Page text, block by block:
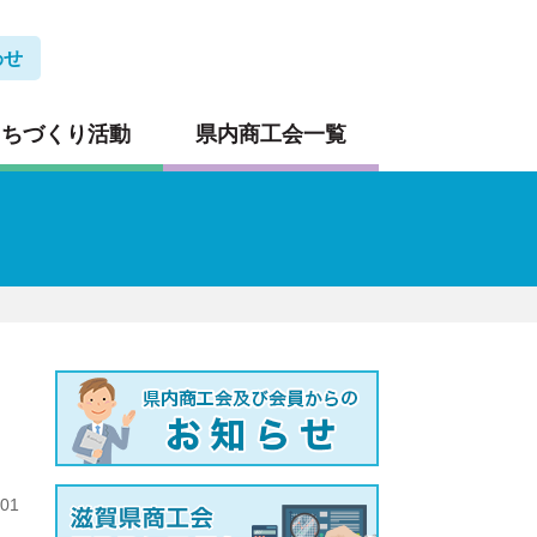
づくり活動 県内商工会一覧